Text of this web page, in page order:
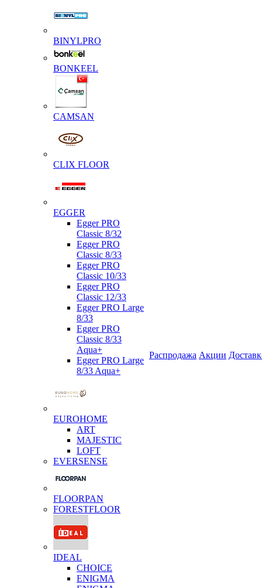
BINYLPRO
BONKEEL
CAMSAN
CLIX FLOOR
EGGER
Egger PRO
Classic 8/32
Egger PRO
Classic 8/33
Egger PRO
Classic 10/33
Egger PRO
Classic 12/33
Egger PRO Large
8/33
Egger PRO
Classic 8/33
Aqua+
Egger PRO Large
8/33 Aqua+
EUROHOME
ART
MAJESTIC
LOFT
EVERSENSE
FLOORPAN
FORESTFLOOR
IDEAL
CHOICE
ENIGMA
Распродажа Акции